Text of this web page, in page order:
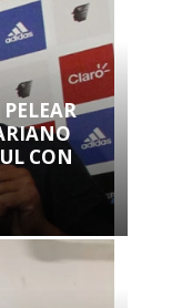
CON